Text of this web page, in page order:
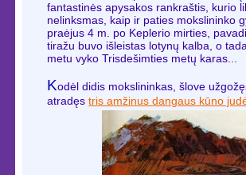
fantastinės apysakos rankraštis, kurio
nelinksmas, kaip ir paties mokslininko
praėjus 4 m. po Keplerio mirties,
tiražu buvo išleistas lotynų kalba, o
metu vyko Trisdešimties metų karas...
Kodėl didis mokslininkas, šlove
atradęstris amžinusdangaus kūno